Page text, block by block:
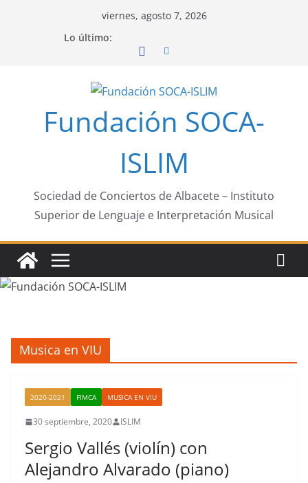
viernes, agosto 7, 2026
Lo último:
Fundación SOCA-
ISLIM
Sociedad de Conciertos de Albacete – Instituto
Superior de Lenguaje e Interpretación Musical
Musica en VIU
2020-2021 FIMCA MUSICA EN VIU
30 septiembre, 2020 ISLIM
Sergio Vallés (violín) con
Alejandro Alvarado (piano)